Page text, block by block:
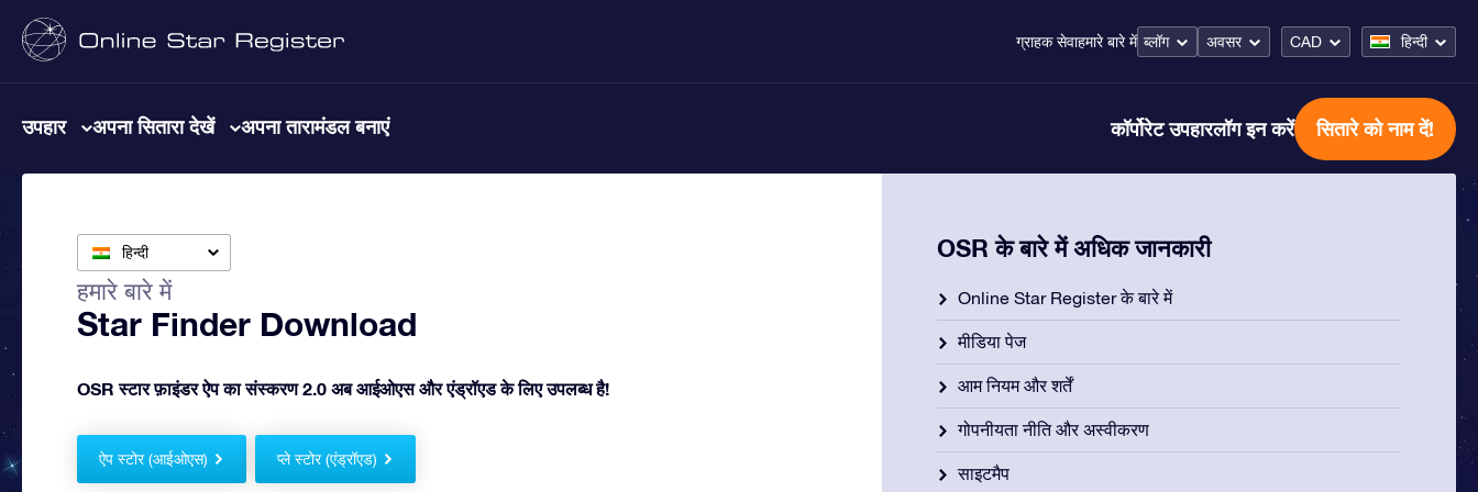
ग्राहक सेवाहमारे बारे में ब्लॉग अवसर CAD हिन्दी
उपहार अपना सितारा देखें अपना तारामंडल बनाएं कॉर्पोरेट उपहारलॉग इन करें सितारे को नाम दें!
हिन्दी
हमारे बारे में
Star Finder Download
OSR स्टार फ़ाइंडर ऐप का संस्करण 2.0 अब आईओएस और एंड्रॉएड के लिए उपलब्ध है!
ऐप स्टोर (आईओएस) प्ले स्टोर (एंड्रॉएड)
OSR के बारे में अधिक जानकारी
Online Star Register के बारे में
मीडिया पेज
आम नियम और शर्तें
गोपनीयता नीति और अस्वीकरण
साइटमैप